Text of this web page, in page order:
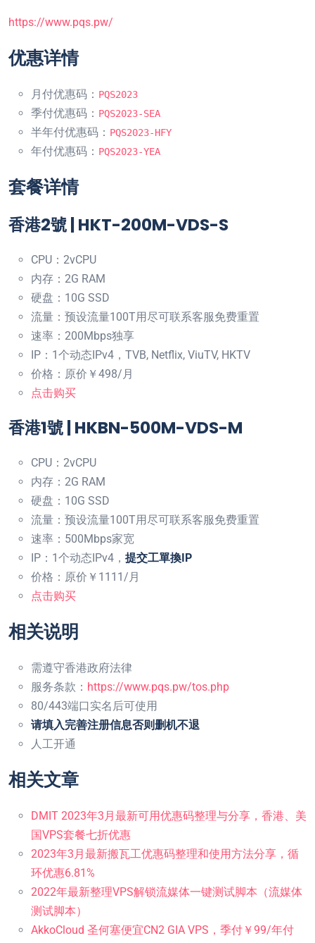
https://www.pqs.pw/
优惠详情
月付优惠码： PQS2023
季付优惠码： PQS2023-SEA
半年付优惠码： PQS2023-HFY
年付优惠码： PQS2023-YEA
套餐详情
香港2號 | HKT-200M-VDS-S
CPU：2vCPU
内存：2G RAM
硬盘：10G SSD
流量：预设流量100T用尽可联系客服免费重置
速率：200Mbps独享
IP：1个动态IPv4，TVB, Netflix, ViuTV, HKTV
价格：原价￥498/月
点击购买
香港1號 | HKBN-500M-VDS-M
CPU：2vCPU
内存：2G RAM
硬盘：10G SSD
流量：预设流量100T用尽可联系客服免费重置
速率：500Mbps家宽
IP：1个动态IPv4， 提交工單換IP
价格：原价￥1111/月
点击购买
相关说明
需遵守香港政府法律
服务条款： https://www.pqs.pw/tos.php
80/443端口实名后可使用
请填入完善注册信息否则删机不退
人工开通
相关文章
DMIT 2023年3月最新可用优惠码整理与分享，香港、美
国VPS套餐七折优惠
2023年3月最新搬瓦工优惠码整理和使用方法分享，循
环优惠6.81%
2022年最新整理VPS解锁流媒体一键测试脚本（流媒体
测试脚本）
AkkoCloud 圣何塞便宜CN2 GIA VPS，季付￥99/年付